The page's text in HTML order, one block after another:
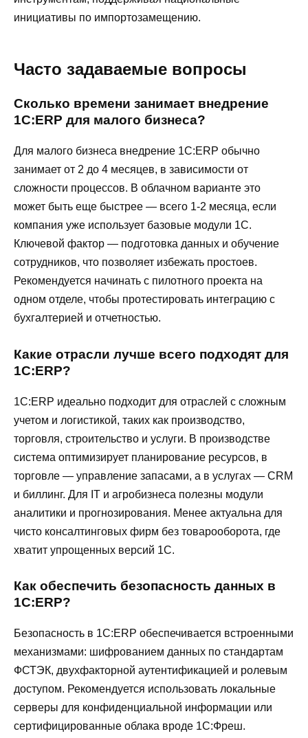
инициативы по импортозамещению.
Часто задаваемые вопросы
Сколько времени занимает внедрение
1С:ERP для малого бизнеса?
Для малого бизнеса внедрение 1С:ERP обычно
занимает от 2 до 4 месяцев, в зависимости от
сложности процессов. В облачном варианте это
может быть еще быстрее — всего 1-2 месяца, если
компания уже использует базовые модули 1С.
Ключевой фактор — подготовка данных и обучение
сотрудников, что позволяет избежать простоев.
Рекомендуется начинать с пилотного проекта на
одном отделе, чтобы протестировать интеграцию с
бухгалтерией и отчетностью.
Какие отрасли лучше всего подходят для
1С:ERP?
1С:ERP идеально подходит для отраслей с сложным
учетом и логистикой, таких как производство,
торговля, строительство и услуги. В производстве
система оптимизирует планирование ресурсов, в
торговле — управление запасами, а в услугах — CRM
и биллинг. Для IT и агробизнеса полезны модули
аналитики и прогнозирования. Менее актуальна для
чисто консалтинговых фирм без товарооборота, где
хватит упрощенных версий 1С.
Как обеспечить безопасность данных в
1С:ERP?
Безопасность в 1С:ERP обеспечивается встроенными
механизмами: шифрованием данных по стандартам
ФСТЭК, двухфакторной аутентификацией и ролевым
доступом. Рекомендуется использовать локальные
серверы для конфиденциальной информации или
сертифицированные облака вроде 1С:Фреш.